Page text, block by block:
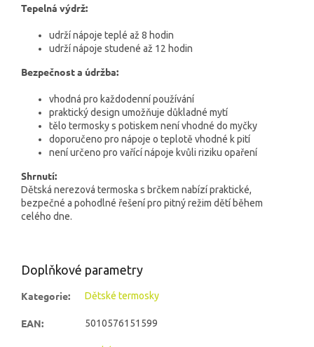
Tepelná výdrž:
udrží nápoje teplé až 8 hodin
udrží nápoje studené až 12 hodin
Bezpečnost a údržba:
vhodná pro každodenní používání
praktický design umožňuje důkladné mytí
tělo termosky s potiskem není vhodné do myčky
doporučeno pro nápoje o teplotě vhodné k pití
není určeno pro vařící nápoje kvůli riziku opaření
Shrnutí:
Dětská nerezová termoska s brčkem nabízí praktické,
bezpečné a pohodlné řešení pro pitný režim dětí během
celého dne.
Doplňkové parametry
Kategorie: Dětské termosky
EAN: 5010576151599